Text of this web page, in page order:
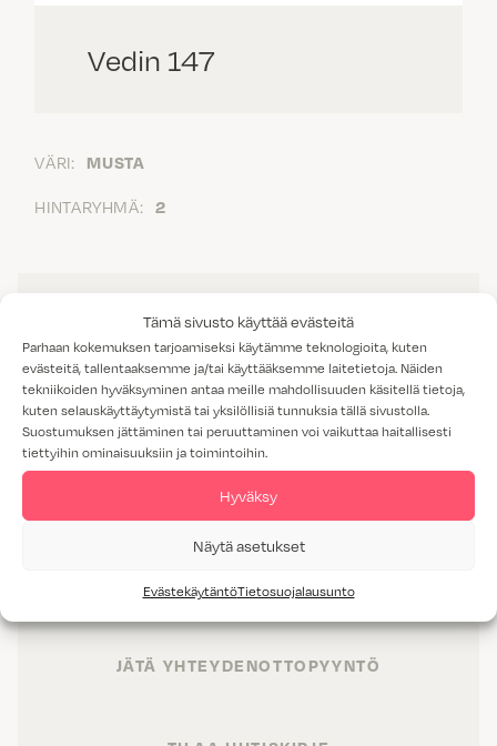
Tämä sivusto käyttää evästeitä
Parhaan kokemuksen tarjoamiseksi käytämme teknologioita, kuten
evästeitä, tallentaaksemme ja/tai käyttääksemme laitetietoja. Näiden
tekniikoiden hyväksyminen antaa meille mahdollisuuden käsitellä tietoja,
kuten selauskäyttäytymistä tai yksilöllisiä tunnuksia tällä sivustolla.
Suostumuksen jättäminen tai peruuttaminen voi vaikuttaa haitallisesti
tiettyihin ominaisuuksiin ja toimintoihin.
Hyväksy
Näytä asetukset
EvästekäytäntöTietosuojalausunto
Vedin 147
VÄRI: MUSTA
HINTARYHMÄ: 2
TUOTTEET
TILAT
JÄTÄ YHTEYDENOTTOPYYNTÖ